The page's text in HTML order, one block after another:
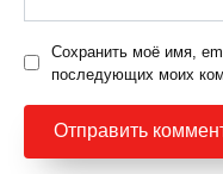
Сохранить моё имя,
последующих моих